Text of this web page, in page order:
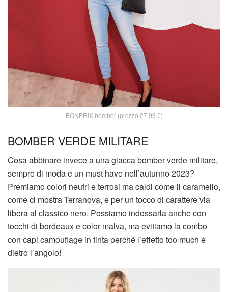
BONPRIX bomber (prezzo 27,99 €)
BOMBER VERDE MILITARE
Cosa abbinare invece a una giacca bomber verde militare,
sempre di moda e un must have nell’autunno 2023?
Premiamo colori neutri e terrosi ma caldi come il caramello,
come ci mostra Terranova, e per un tocco di carattere via
libera al classico nero. Possiamo indossarla anche con
tocchi di bordeaux e color malva, ma evitiamo la combo
con capi camouflage in tinta perché l’effetto too much è
dietro l’angolo!